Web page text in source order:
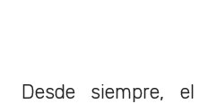
Desde siempre, el